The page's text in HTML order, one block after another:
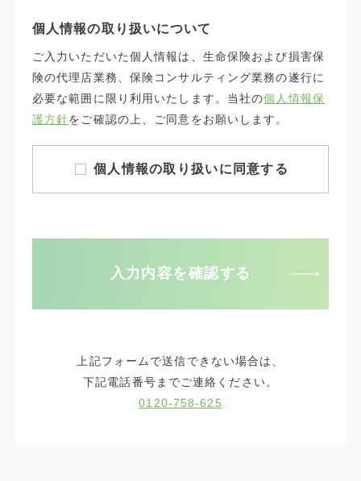
個人情報の取り扱いについて
ご入力いただいた個人情報は、生命保険および損害保
険の代理店業務、保険コンサルティング業務の遂行に
必要な範囲に限り利用いたします。当社の個人情報保
護方針をご確認の上、ご同意をお願いします。
個人情報の取り扱いに同意する
入力内容を確認する
上記フォームで送信できない場合は、
下記電話番号までご連絡ください。
0120-758-625